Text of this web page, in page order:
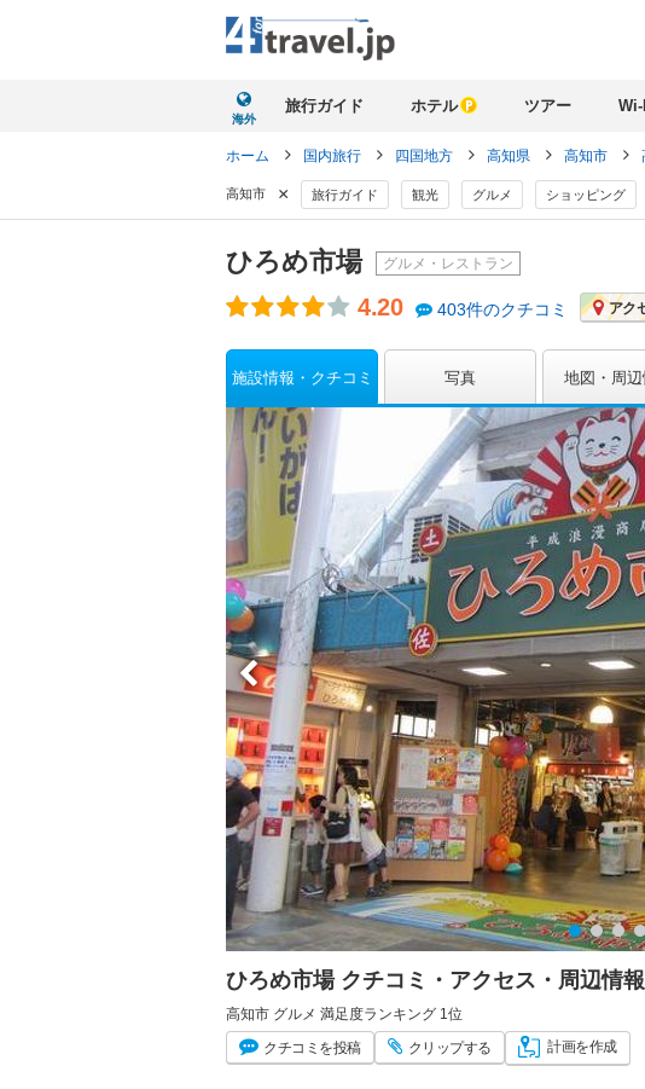
海外
旅行ガイド ホテル ツアー
ホーム 国内旅行 四国地方 高知県 高知市
高知市 × 旅行ガイド 観光 グルメ ショッピング
ひろめ市場 グルメ・レストラン
4.20 403件のクチコミ アク
施設情報・クチコミ 写真 地図・周辺
ひろめ市場 クチコミ・アクセス・周辺情報
高知市 グルメ 満足度ランキング 1位
クチコミ を投稿 クリップする 計画を作成